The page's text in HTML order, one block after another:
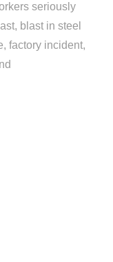
seriously
blast in steel
factory incident